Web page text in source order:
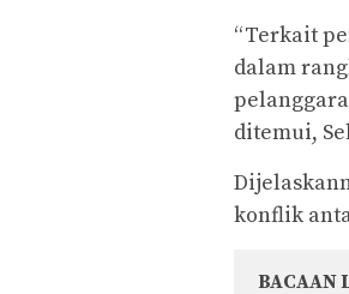
“Terkait
dalam
ditemui,
konflik
BACAAN